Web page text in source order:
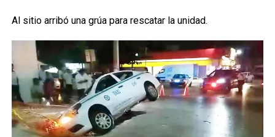
Al sitio arribó una grúa para rescatar la unidad.